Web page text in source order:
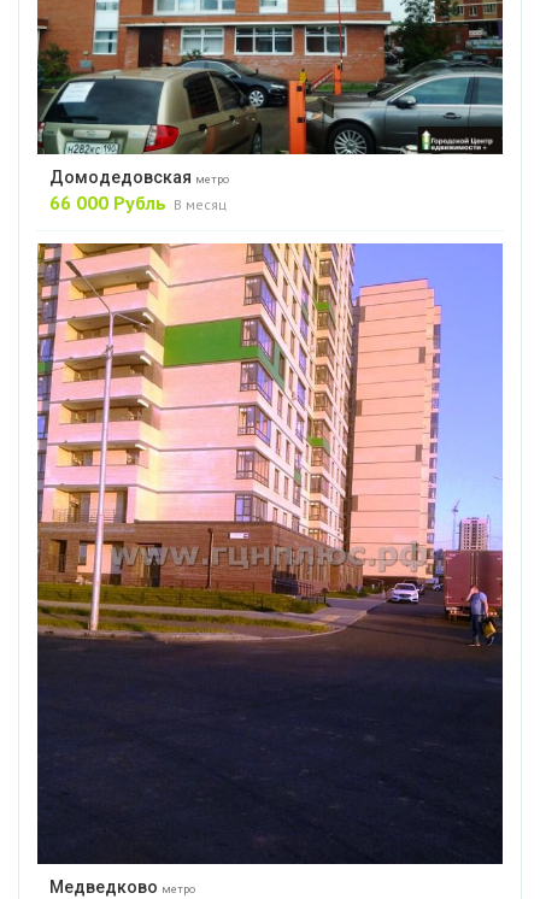
Домодедовская метро
66 000 Рубль В месяц
Медведково метро